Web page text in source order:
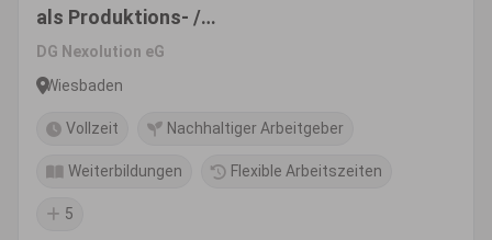
als Produktions- /
Projektmanager (w/m/d)
Payment
DG Nexolution eG
Wiesbaden
Vollzeit Nachhaltiger Arbeitgeber
Weiterbildungen Flexible Arbeitszeiten
5